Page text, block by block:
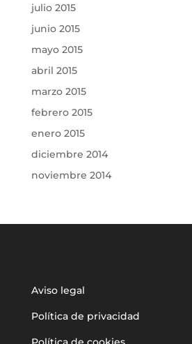
julio 2015
junio 2015
mayo 2015
abril 2015
marzo 2015
febrero 2015
enero 2015
diciembre 2014
noviembre 2014
Aviso legal
Política de privacidad